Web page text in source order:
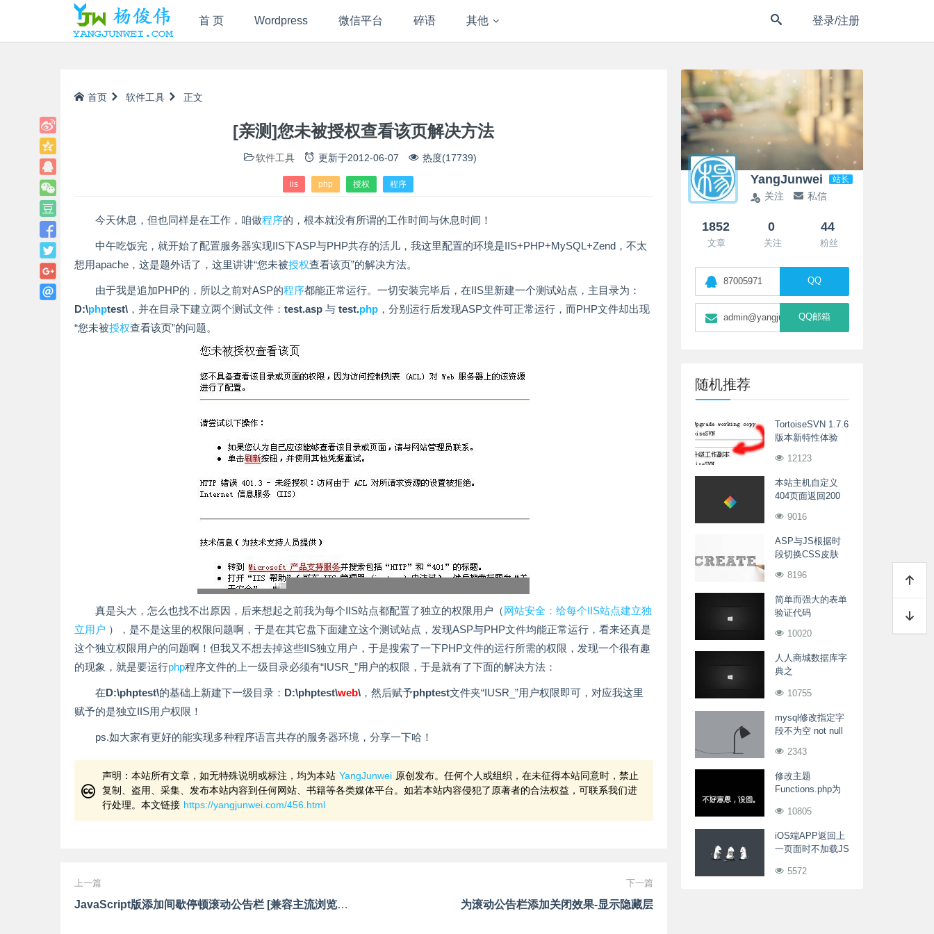
首 页 Wordpress 微信平台 碎语 其他 登录/注册
首页 软件工具 正文
[亲测]您未被授权查看该页解决方法
软件工具 更新于2012-06-07 热度(17739)
iis php 授权 程序
今天休息，但也同样是在工作，咱做程序的，根本就没有所谓的工作时间与休息时间！
中午吃饭完，就开始了配置服务器实现IIS下ASP与PHP共存的活儿，我这里配置的环境是IIS+PHP+MySQL+Zend，不太
想用apache，这是题外话了，这里讲讲“您未被授权查看该页”的解决方法。
由于我是追加PHP的，所以之前对ASP的程序都能正常运行。一切安装完毕后，在IIS里新建一个测试站点，主目录为：
D:\phptest\ ，并在目录下建立两个测试文件： test.asp 与 test.php ，分别运行后发现ASP文件可正常运行，而PHP文件却出现
“您未被授权查看该页”的问题。
真是头大，怎么也找不出原因，后来想起之前我为每个IIS站点都配置了独立的权限用户（网站安全：给每个IIS站点建立独
立用户 ），是不是这里的权限问题啊，于是在其它盘下面建立这个测试站点，发现ASP与PHP文件均能正常运行，看来还真是
这个独立权限用户的问题啊！但我又不想去掉这些IIS独立用户，于是搜索了一下PHP文件的运行所需的权限，发现一个很有趣
的现象，就是要运行php程序文件的上一级目录必须有“IUSR_”用户的权限，于是就有了下面的解决方法：
在D:\phptest\的基础上新建下一级目录： D:\phptest\web\ ，然后赋予phptest文件夹“IUSR_”用户权限即可，对应我这里
赋予的是独立IIS用户权限！
ps.如大家有更好的能实现多种程序语言共存的服务器环境，分享一下哈！
声明：本站所有文章，如无特殊说明或标注，均为本站 YangJunwei 原创发布。任何个人或组织，在未征得本站同意时，禁止
复制、盗用、采集、发布本站内容到任何网站、书籍等各类媒体平台。如若本站内容侵犯了原著者的合法权益，可联系我们进
行处理。本文链接 https://yangjunwei.com/456.html
上一篇
JavaScript版添加间歇停顿滚动公告栏 [兼容主流浏览器]
下一篇
为滚动公告栏添加关闭效果-显示隐藏层
YangJunwei 站长
关注 私信
1852
文章
0
关注
44
粉丝
87005971 QQ
admin@yangjunwei.com
QQ邮箱
随机推荐
TortoiseSVN 1.7.6
版本新特性体验
12123
本站主机自定义
404页面返回200
9016
ASP与JS根据时
段切换CSS皮肤
8196
简单而强大的表单
验证代码
10020
人人商城数据库字
典之
区域代理结算单数
10755
mysql修改指定字
段不为空 not null
2343
修改主题
Functions.php为
QuickTags编辑器
添加自定义按钮
10805
iOS端APP返回上
一页面时不加载JS
5572